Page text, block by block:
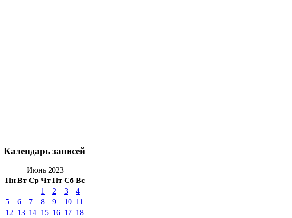
Календарь записей
Июнь 2023
Пн Вт Ср Чт Пт Сб Вс
1 2 3
4
5
6 7 8 9 10 11
12
13 14 15 16 17 18